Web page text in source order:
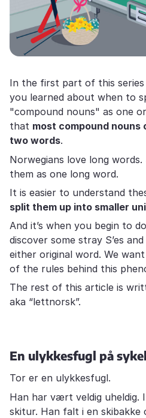
In the first part of this series
you learned about when to
"compound nouns" as one
that most compound nouns
two words.
Norwegians love long
them as one long word.
It is easier to understand
split them up into smaller
And it’s when you begin to
discover some stray S’es
either original word. We
of the rules behind this
The rest of this article is
aka “lettnorsk”.
En ulykkesfugl på
Tor er en ulykkesfugl.
Han har vært veldig uheldig.
skitur. Han falt i en skibakke